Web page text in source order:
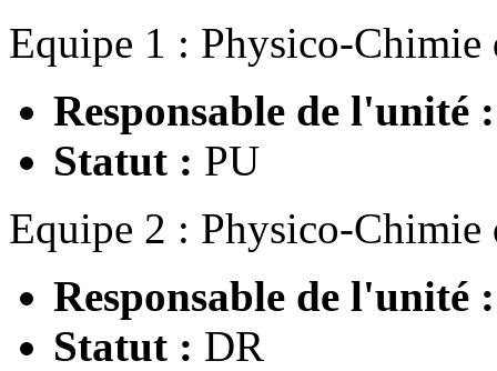
Equipe 1 : Physico-Chimie
Responsable de l'unité
Statut : PU
Equipe 2 : Physico-Chimie
Responsable de l'unité
Statut : DR